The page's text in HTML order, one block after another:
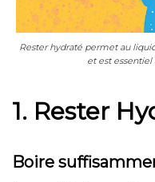
Rester hydraté permet au
et est essentiel
1. Rester
Boire